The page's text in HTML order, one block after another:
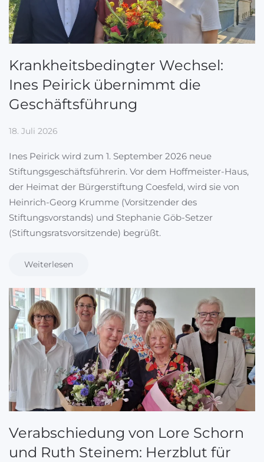
Krankheitsbedingter Wechsel:
Ines Peirick übernimmt die
Geschäftsführung
18. Juli 2026
Ines Peirick wird zum 1. September 2026 neue
Stiftungsgeschäftsführerin. Vor dem Hoffmeister-Haus,
der Heimat der Bürgerstiftung Coesfeld, wird sie von
Heinrich-Georg Krumme (Vorsitzender des
Stiftungsvorstands) und Stephanie Göb-Setzer
(Stiftungsratsvorsitzende) begrüßt.
Weiterlesen
Verabschiedung von Lore Schorn
und Ruth Steinem: Herzblut für